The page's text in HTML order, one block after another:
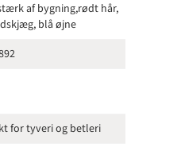
af bygning,rødt hår,
blå øjne
for tyveri og betleri